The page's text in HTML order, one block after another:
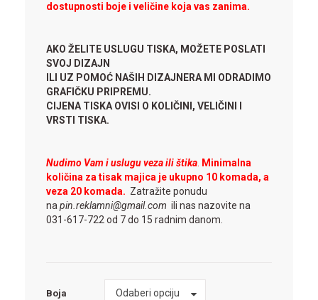
dostupnosti boje i veličine koja vas zanima.
AKO ŽELITE USLUGU TISKA, MOŽETE POSLATI
SVOJ DIZAJN
ILI UZ POMOĆ NAŠIH DIZAJNERA MI ODRADIMO
GRAFIČKU PRIPREMU.
CIJENA TISKA OVISI O KOLIČINI, VELIČINI I
VRSTI TISKA.
Nudimo Vam i uslugu veza ili štika. Minimalna
količina za tisak majica je ukupno 10 komada, a
veza 20 komada. Zatražite ponudu
napin.reklamni@gmail.com ili nas nazovite na
031-617-722 od 7 do 15 radnim danom.
Boja Odaberi opciju
Boja